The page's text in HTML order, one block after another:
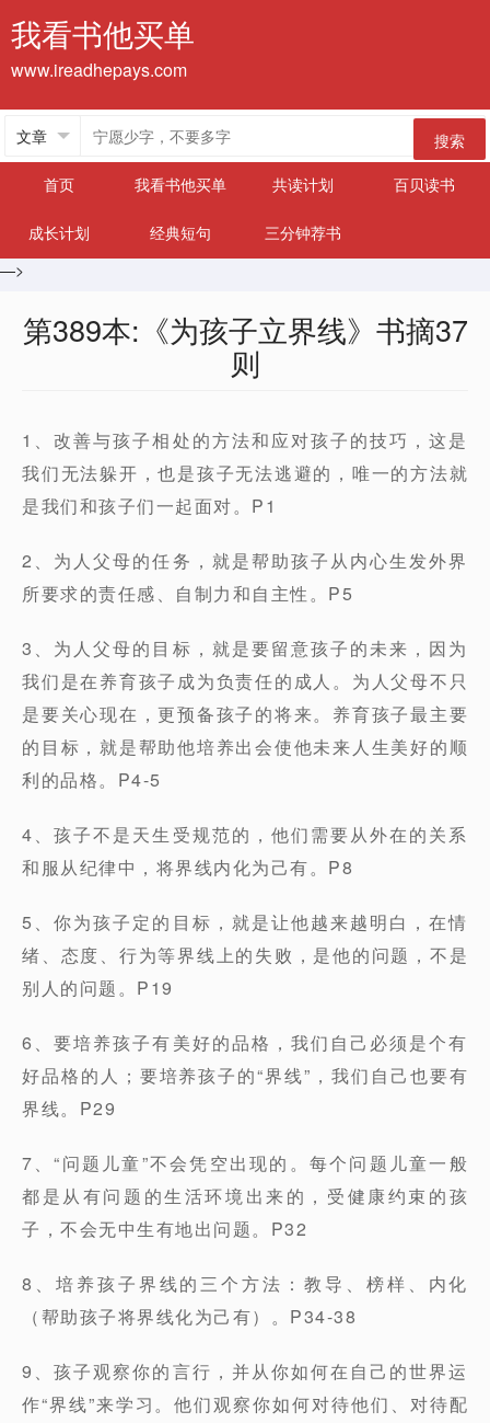
我看书他买单
www.ireadhepays.com
搜索
首页
我看书他买单 共读计划 百贝读书
成长计划 经典短句
三分钟荐书
—>
第389本:《为孩子立界线》书摘37
则
1、改善与孩子相处的方法和应对孩子的技巧，这是
我们无法躲开，也是孩子无法逃避的，唯一的方法就
是我们和孩子们一起面对。P1
2、为人父母的任务，就是帮助孩子从内心生发外界
所要求的责任感、自制力和自主性。P5
3、为人父母的目标，就是要留意孩子的未来，因为
我们是在养育孩子成为负责任的成人。为人父母不只
是要关心现在，更预备孩子的将来。养育孩子最主要
的目标，就是帮助他培养出会使他未来人生美好的顺
利的品格。P4-5
4、孩子不是天生受规范的，他们需要从外在的关系
和服从纪律中，将界线内化为己有。P8
5、你为孩子定的目标，就是让他越来越明白，在情
绪、态度、行为等界线上的失败，是他的问题，不是
别人的问题。P19
6、要培养孩子有美好的品格，我们自己必须是个有
好品格的人；要培养孩子的“界线”，我们自己也要有
界线。P29
7、“问题儿童”不会凭空出现的。每个问题儿童一般
都是从有问题的生活环境出来的，受健康约束的孩
子，不会无中生有地出问题。P32
8、培养孩子界线的三个方法：教导、榜样、内化
（帮助孩子将界线化为己有）。P34-38
9、孩子观察你的言行，并从你如何在自己的世界运
作“界线”来学习。他们观察你如何对待他们、对待配